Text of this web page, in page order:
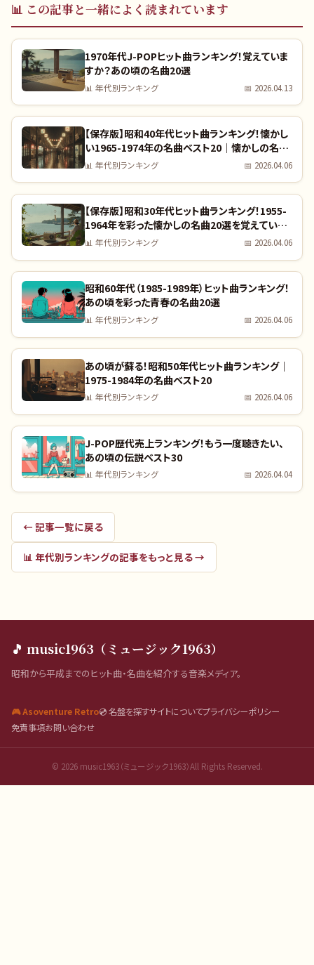
📊 この記事と一緒によく読まれています
1970年代J-POPヒット曲ランキング！覚えていま
すか？あの頃の名曲20選
📊 年代別ランキング 📅 2026.04.13
【保存版】昭和40年代ヒット曲ランキング！懐かし
い1965-1974年の名曲ベスト20｜懐かしの名曲
完全リスト
📊 年代別ランキング 📅 2026.04.06
【保存版】昭和30年代ヒット曲ランキング！1955-
1964年を彩った懐かしの名曲20選を覚えていま
すか？｜全曲リスト付き
📊 年代別ランキング 📅 2026.04.06
昭和60年代（1985-1989年）ヒット曲ランキング！
あの頃を彩った青春の名曲20選
📊 年代別ランキング 📅 2026.04.06
あの頃が蘇る！昭和50年代ヒット曲ランキング｜
1975-1984年の名曲ベスト20
📊 年代別ランキング 📅 2026.04.06
J-POP歴代売上ランキング！もう一度聴きたい、
あの頃の伝説ベスト30
📊 年代別ランキング 📅 2026.04.04
← 記事一覧に戻る
📊 年代別ランキングの記事をもっと見る →
🎵 music1963（ミュージック1963）
昭和から平成までのヒット曲・名曲を紹介する音楽メディア。
🎮 Asoventure Retro💿 名盤を探すサイトについてプライバシーポリシー
免責事項お問い合わせ
© 2026music1963（ミュージック1963）All Rights Reserved.